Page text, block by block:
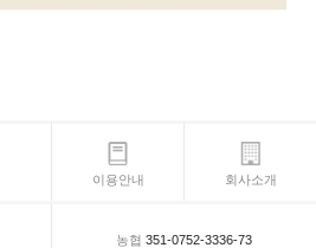
이용안내 회사소개
농협 351-0752-3336-73